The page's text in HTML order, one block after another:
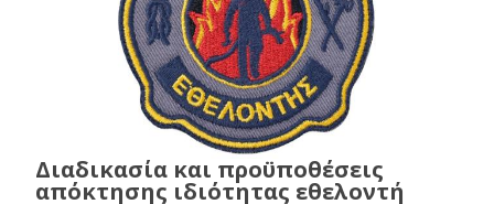
Διαδικασία και προϋποθέσεις
απόκτησης ιδιότητας εθελοντή